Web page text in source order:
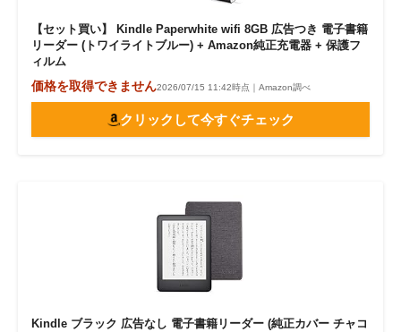
【セット買い】 Kindle Paperwhite wifi 8GB 広告つき 電子書籍
リーダー (トワイライトブルー) + Amazon純正充電器 + 保護フ
ィルム
価格を取得できません2026/07/15 11:42時点｜Amazon調べ
クリックして今すぐチェック
Kindle ブラック 広告なし 電子書籍リーダー (純正カバー チャコ